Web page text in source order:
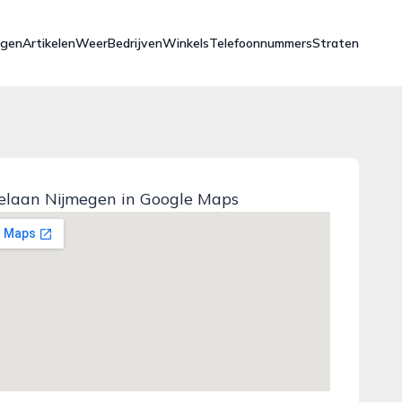
ArtikelenWeerBedrijvenWinkelsTelefoonnummersStraten
Nijmegen in Google Maps